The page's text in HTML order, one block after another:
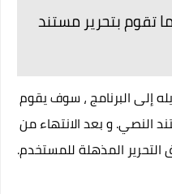
تقوم بتحرير مستند
إلى البرنامج ، سوف يقوم
النصي. و بعد الانتهاء من
المذهلة للمستخدم.